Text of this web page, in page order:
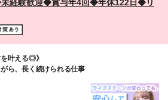
いたします ▼コンサルタント職も同
さい。 ※下記収入例は一例であり、
証するものではありません。
経験歓迎◆賞与年4回◆年休122日◆リ
叶える◎》
ら、長く続けられる仕事